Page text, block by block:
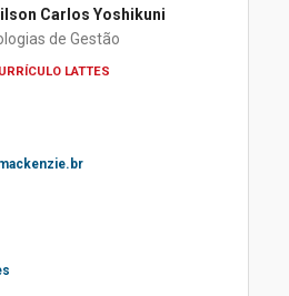
Carlos Yoshikuni
de Gestão
LATTES